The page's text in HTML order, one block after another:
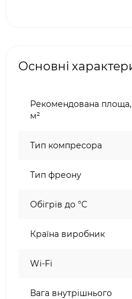
Основні
Рекомендована площа,
м²
Тип компресора
Тип фреону
Обігрів до °C
Країна виробник
Wi-Fi
Вага внутрішнього